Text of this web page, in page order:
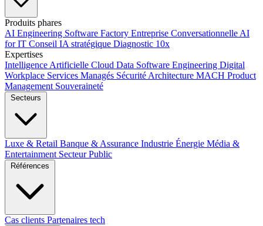
Produits phares
AI Engineering Software Factory Entreprise Conversationnelle AI
for IT Conseil IA stratégique Diagnostic 10x
Expertises
Intelligence Artificielle Cloud Data Software Engineering Digital
Workplace Services Managés Sécurité Architecture MACH Product
Management Souveraineté
Secteurs
Luxe & Retail Banque & Assurance Industrie Énergie Média &
Entertainment Secteur Public
Références
Cas clients Partenaires tech